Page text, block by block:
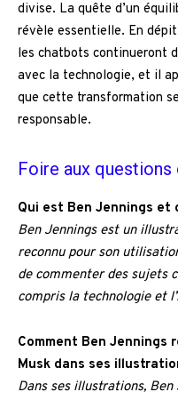
divise. La quête d’un
révèle essentielle. En
les chatbots continueront
avec la technologie, et il
que cette transformation
responsable.
Foire aux questions
Qui est Ben Jennings
Ben Jennings est un
reconnu pour son
de commenter des sujets
compris la technologie et
Comment Ben Jennings
Musk dans ses
Dans ses illustrations,